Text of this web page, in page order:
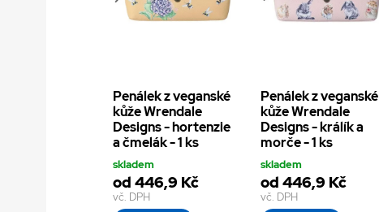
Penálek z veganské
kůže Wrendale
Designs - hortenzie
a čmelák - 1 ks
skladem
od 446,9 Kč
vč. DPH
Penálek z veganské
kůže Wrendale
Designs - králík a
morče - 1 ks
skladem
od 446,9 Kč
vč. DPH